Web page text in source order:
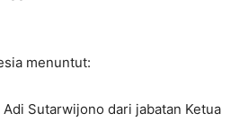
menuntut:
Sutarwijono dari jabatan Ketua